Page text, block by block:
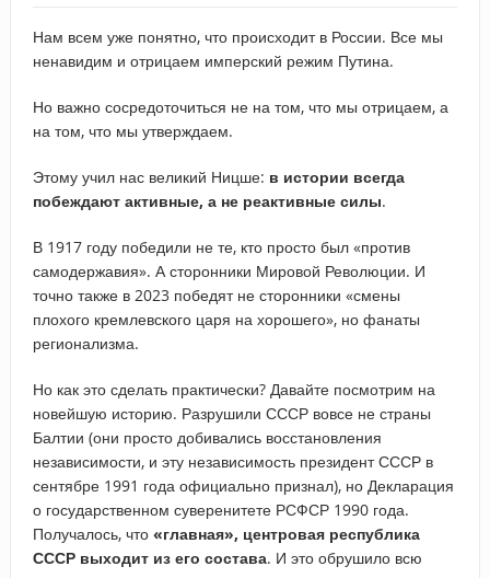
Нам всем уже понятно, что происходит в России. Все мы
ненавидим и отрицаем имперский режим Путина.
Но важно сосредоточиться не на том, что мы отрицаем, а
на том, что мы утверждаем.
Этому учил нас великий Ницше: в истории всегда
побеждают активные, а не реактивные силы.
В 1917 году победили не те, кто просто был «против
самодержавия». А сторонники Мировой Революции. И
точно также в 2023 победят не сторонники «смены
плохого кремлевского царя на хорошего», но фанаты
регионализма.
Но как это сделать практически? Давайте посмотрим на
новейшую историю. Разрушили СССР вовсе не страны
Балтии (они просто добивались восстановления
независимости, и эту независимость президент СССР в
сентябре 1991 года официально признал), но Декларация
о государственном суверенитете РСФСР 1990 года.
Получалось, что «главная», центровая республика
СССР выходит из его состава. И это обрушило всю